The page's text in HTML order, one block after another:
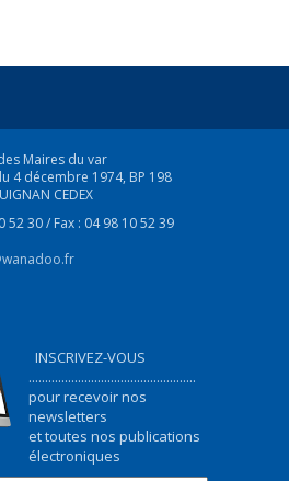
Maires du var
4 décembre 1974, BP 198
CEDEX
52 30 / Fax : 04 98 10 52 39
INSCRIVEZ-VOUS
...................................................
pour recevoir nos
newsletters
et toutes nos publications
électroniques